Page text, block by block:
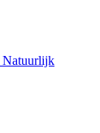
Natuurlijk